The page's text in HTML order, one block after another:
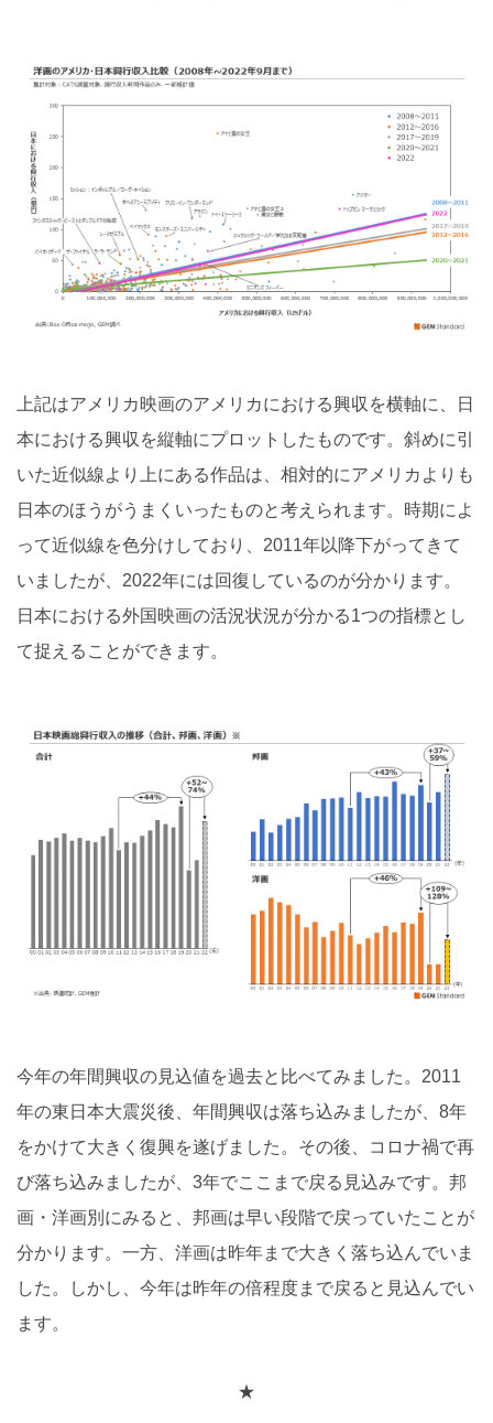
上記はアメリカ映画のアメリカにおける興収を横軸に、日
本における興収を縦軸にプロットしたものです。斜めに引
いた近似線より上にある作品は、相対的にアメリカよりも
日本のほうがうまくいったものと考えられます。時期によ
って近似線を色分けしており、2011年以降下がってきて
いましたが、2022年には回復しているのが分かります。
日本における外国映画の活況状況が分かる1つの指標とし
て捉えることができます。
今年の年間興収の見込値を過去と比べてみました。2011
年の東日本大震災後、年間興収は落ち込みましたが、8年
をかけて大きく復興を遂げました。その後、コロナ禍で再
び落ち込みましたが、3年でここまで戻る見込みです。邦
画・洋画別にみると、邦画は早い段階で戻っていたことが
分かります。一方、洋画は昨年まで大きく落ち込んでいま
した。しかし、今年は昨年の倍程度まで戻ると見込んでい
ます。
★